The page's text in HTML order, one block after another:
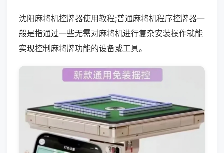
沈阳麻将机控牌器使用教程;普通麻将机程序控牌器一
般是指通过一些无需对麻将机进行复杂安装操作就能
实现控制麻将牌功能的设备或工具。